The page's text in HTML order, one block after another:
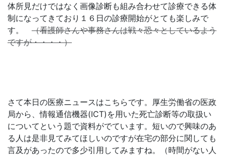
体所見だけではなく画像診断も組み合わせて診療できる体
制になってきており１６日の診療開始がとても楽しみで
す。 （看護師さんや事務さんは戦々恐々としているよう
ですが・・・・）
さて本日の医療ニュースはこちらです。厚生労働省の医政
局から、情報通信機器(ICT)を用いた死亡診断等の取扱い
についてという題で資料がでています。短いので興味のあ
る人は是非見てみてほしいのですが在宅の部分に関しても
言及があったので多少引用してみますね。（時間がない人